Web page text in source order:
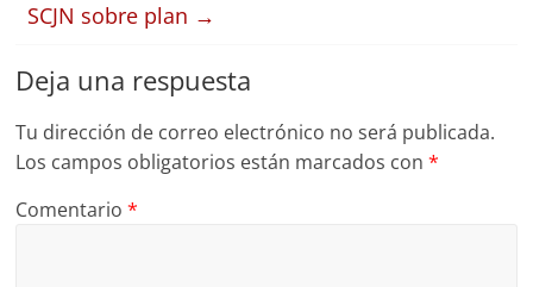
SCJN sobre plan →
Deja una respuesta
Tu dirección de correo electrónico no será publicada.
Los campos obligatorios están marcados con*
Comentario*